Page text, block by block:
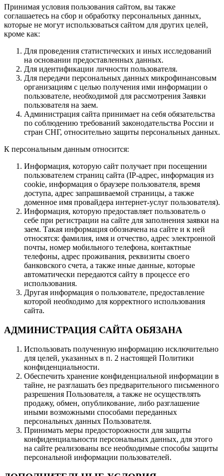
Принимая условия пользования сайтом, вы также
соглашаетесь на сбор и обработку персональных данных,
которые не могут использоваться сайтом для других целей,
кроме как:
Для проведения статистических и иных исследований
на основании предоставленных данных.
Для идентификации личности пользователя.
Для передачи персональных данных микрофинансовым
организациям с целью получения ими информации о
пользователе, необходимой для рассмотрения Заявки
пользователя на заем.
Администрация сайта принимает на себя обязательства
по соблюдению требований законодательства России и
стран СНГ, относительно защиты персональных данных.
К персональным данным относится:
Информация, которую сайт получает при посещении
пользователем страниц сайта (IP-адрес, информация из
cookie, информация о браузере пользователя, время
доступа, адрес запрашиваемой страницы, а также
доменное имя провайдера интернет-услуг пользователя).
Информация, которую предоставляет пользователь о
себе при регистрации на сайте для заполнения заявки на
заем. Такая информация обозначена на сайте и к ней
относятся: фамилия, имя и отчество, адрес электронной
почты, номер мобильного телефона, контактные
телефоны, адрес проживания, реквизиты своего
банковского счета, а также иные данные, которые
автоматически передаются сайту в процессе его
использования.
Другая информация о пользователе, предоставление
которой необходимо для корректного использования
сайта.
АДМИНИСТРАЦИЯ САЙТА ОБЯЗАНА
Использовать полученную информацию исключительно
для целей, указанных в п. 2 настоящей Политики
конфиденциальности.
Обеспечить хранение конфиденциальной информации в
тайне, не разглашать без предварительного письменного
разрешения Пользователя, а также не осуществлять
продажу, обмен, опубликование, либо разглашение
иными возможными способами переданных
персональных данных Пользователя.
Принимать меры предосторожности для защиты
конфиденциальности персональных данных, для этого
на сайте реализованы все необходимые способы защиты
персональной информации пользователей.